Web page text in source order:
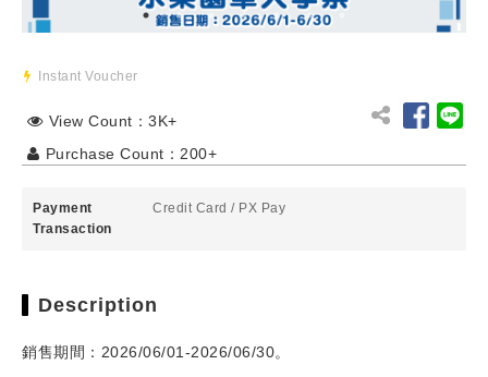
Instant Voucher
View Count：3K+
Purchase Count：200+
Payment
Transaction
Credit Card /PX Pay
Description
銷售期間：2026/06/01-2026/06/30。